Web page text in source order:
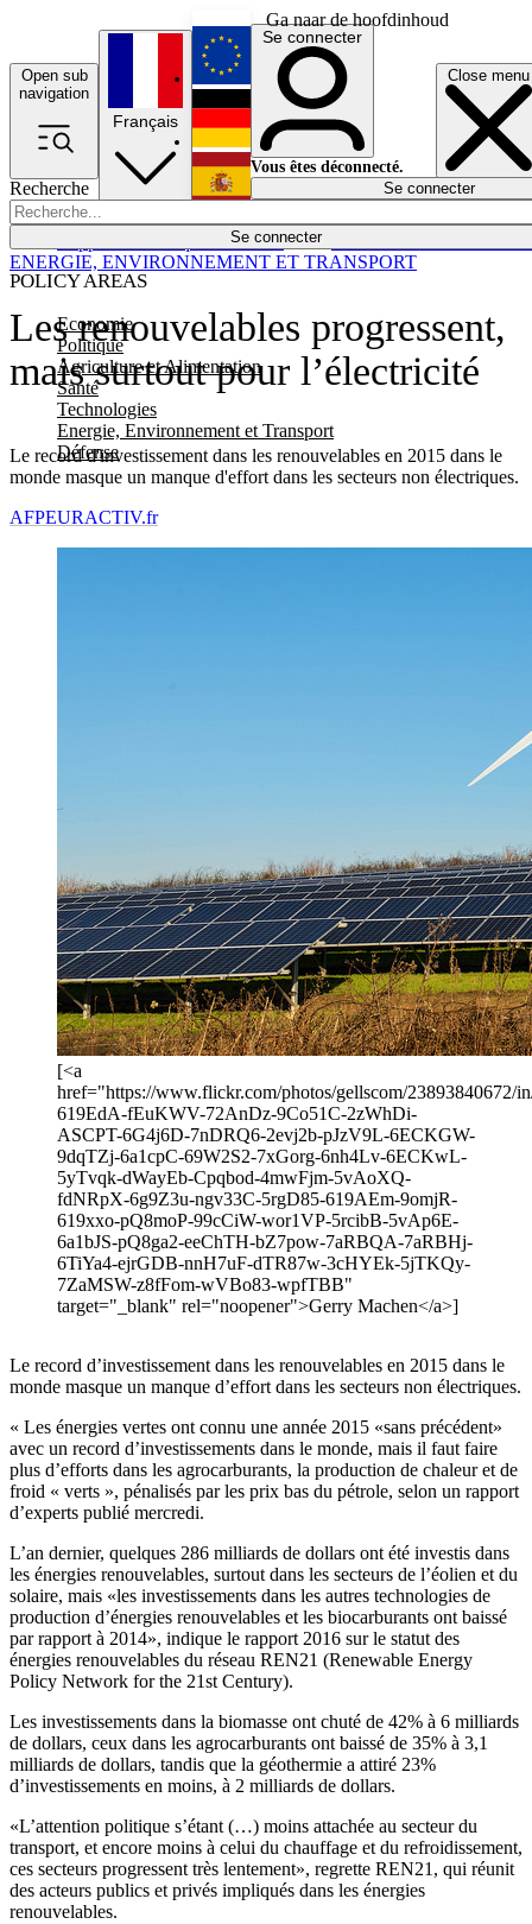
Ga naar de hoofdinhoud
Open sub
navigation
Close menu
Recherche
Se connecter
POLICY AREAS
Economie
Politique
Agriculture et Alimentation
Santé
Technologies
Energie, Environnement et Transport
Défense
Économie
Français
English
Deutsch
Español
Se connecter
Vous êtes déconnecté.
Se connecter
Les renouvelables progressent,
mais surtout pour l’électricité
Le record d'investissement dans les renouvelables en 2015 dans le
monde masque un manque d'effort dans les secteurs non électriques.
ENERGIE, ENVIRONNEMENT ET TRANSPORT
AFPEURACTIV.fr
[<a
href="https://www.flickr.com/photos/gellscom/23893840672/
619EdA-fEuKWV-72AnDz-9Co51C-2zWhDi-
ASCPT-6G4j6D-7nDRQ6-2evj2b-pJzV9L-6ECKGW-
9dqTZj-6a1cpC-69W2S2-7xGorg-6nh4Lv-6ECKwL-
5yTvqk-dWayEb-Cpqbod-4mwFjm-5vAoXQ-
fdNRpX-6g9Z3u-ngv33C-5rgD85-619AEm-9omjR-
619xxo-pQ8moP-99cCiW-wor1VP-5rcibB-5vAp6E-
6a1bJS-pQ8ga2-eeChTH-bZ7pow-7aRBQA-7aRBHj-
6TiYa4-ejrGDB-nnH7uF-dTR87w-3cHYEk-5jTKQy-
7ZaMSW-z8fFom-wVBo83-wpfTBB"
target="_blank" rel="noopener">Gerry Machen</a>]
Le record d’investissement dans les renouvelables en 2015 dans le
monde masque un manque d’effort dans les secteurs non électriques.
« Les énergies vertes ont connu une année 2015 «sans précédent»
avec un record d’investissements dans le monde, mais il faut faire
plus d’efforts dans les agrocarburants, la production de chaleur et de
froid « verts », pénalisés par les prix bas du pétrole, selon un rapport
d’experts publié mercredi.
L’an dernier, quelques 286 milliards de dollars ont été investis dans
les énergies renouvelables, surtout dans les secteurs de l’éolien et du
solaire, mais «les investissements dans les autres technologies de
production d’énergies renouvelables et les biocarburants ont baissé
par rapport à 2014», indique le rapport 2016 sur le statut des
énergies renouvelables du réseau REN21 (Renewable Energy
Policy Network for the 21st Century).
Les investissements dans la biomasse ont chuté de 42% à 6 milliards
de dollars, ceux dans les agrocarburants ont baissé de 35% à 3,1
milliards de dollars, tandis que la géothermie a attiré 23%
d’investissements en moins, à 2 milliards de dollars.
«L’attention politique s’étant (…) moins attachée au secteur du
transport, et encore moins à celui du chauffage et du refroidissement,
ces secteurs progressent très lentement», regrette REN21, qui réunit
des acteurs publics et privés impliqués dans les énergies
renouvelables.